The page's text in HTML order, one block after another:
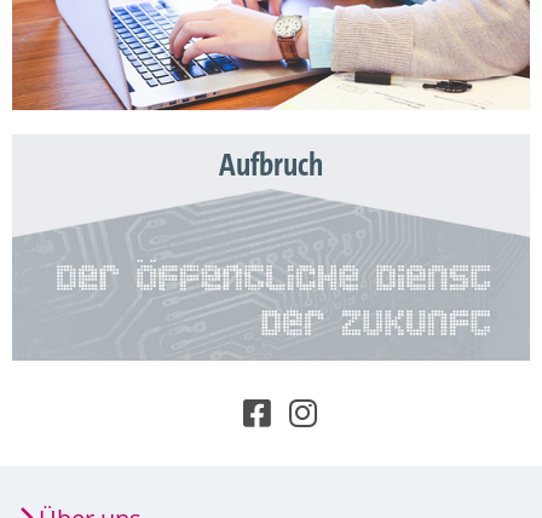
Aufbruch